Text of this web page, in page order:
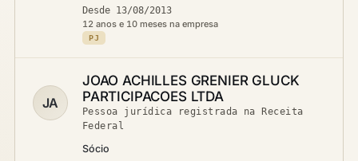
Desde 13/08/2013
12 anos e 10 meses na empresa
PJ
JA
JOAO ACHILLES GRENIER GLUCK
PARTICIPACOES LTDA
Pessoa jurídica registrada na Receita
Federal
Sócio